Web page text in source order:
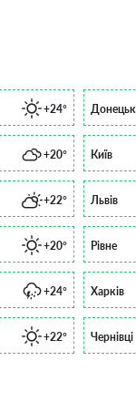
+24° Донецьк
+20° Київ
+22° Львів
+20° Рівне
+24° Харків
+22° Чернівці